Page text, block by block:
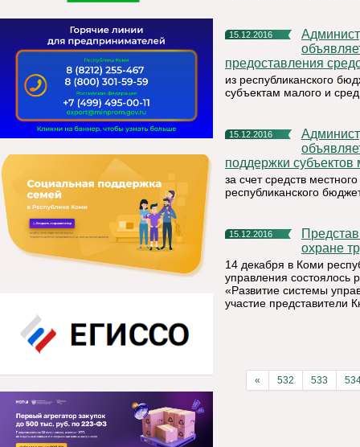
15.12.2016
Администрация муниципального района «Княжпогостский»
предоставления
из республиканского
субъектам малого и
15.12.2016
Администрация муниципального района «Княжпогостский»
поддержки субъектов
за счет средств
республиканского
15.12.2016
Представители Княжпогостского района в числе лучших по
охране
14 декабря в Коми
управления состоялось
«Развитие системы
участие представители
« 532 533